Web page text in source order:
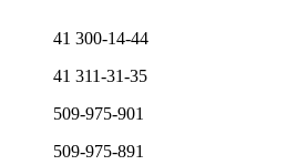
41 300-14-44
41 311-31-35
509-975-901
509-975-891